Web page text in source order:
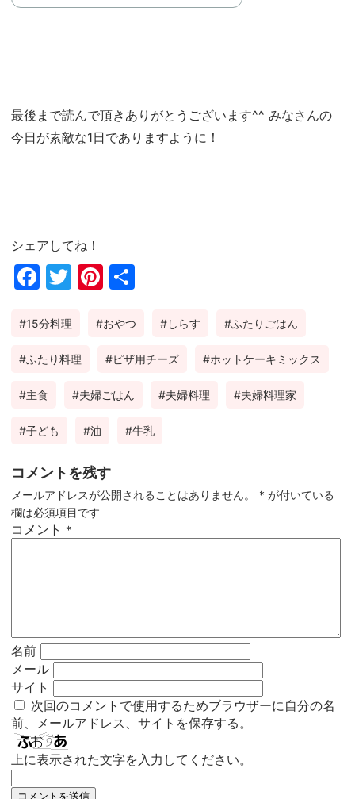
最後まで読んで頂きありがとうございます^^ みなさんの
今日が素敵な1日でありますように！
シェアしてね！
Fac
ok
Twi
Pin
est
15分料理 おやつ しらす ふたりごはん
ふたり料理 ピザ用チーズ ホットケーキミックス
主食 夫婦ごはん 夫婦料理 夫婦料理家
子ども 油 牛乳
コメントを残す
メールアドレスが公開されることはありません。 * が付いている
欄は必須項目です
コメント *
名前
メール
サイト
次回のコメントで使用するためブラウザーに自分の名
前、メールアドレス、サイトを保存する。
上に表示された文字を入力してください。